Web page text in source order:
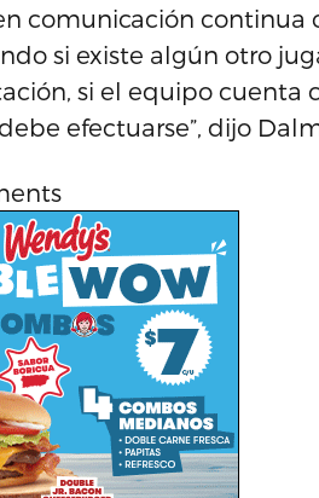
comunicación continua
si existe algún otro
si el equipo cuenta
efectuarse”, dijo